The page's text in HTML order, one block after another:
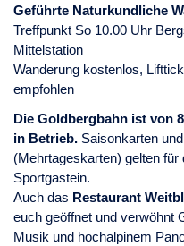
Geführte Naturkundliche
Treffpunkt So 10.00 Uhr
Mittelstation
Wanderung kostenlos,
empfohlen
Die Goldbergbahn ist von
in Betrieb. Saisonkarten
(Mehrtageskarten) gelten
Sportgastein.
Auch das Restaurant
euch geöffnet und verwöhnt
Musik und hochalpinem